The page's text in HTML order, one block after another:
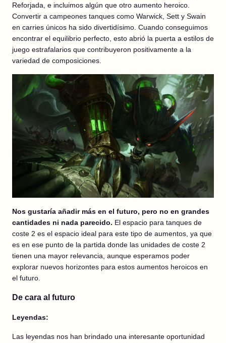
Reforjada, e incluimos algún que otro aumento heroico.
Convertir a campeones tanques como Warwick, Sett y Swain
en carries únicos ha sido divertidísimo. Cuando conseguimos
encontrar el equilibrio perfecto, esto abrió la puerta a estilos de
juego estrafalarios que contribuyeron positivamente a la
variedad de composiciones.
Nos gustaría añadir más en el futuro, pero no en grandes
cantidades ni nada parecido. El espacio para tanques de
coste 2 es el espacio ideal para este tipo de aumentos, ya que
es en ese punto de la partida donde las unidades de coste 2
tienen una mayor relevancia, aunque esperamos poder
explorar nuevos horizontes para estos aumentos heroicos en
el futuro.
De cara al futuro
Leyendas:
Las leyendas nos han brindado una interesante oportunidad